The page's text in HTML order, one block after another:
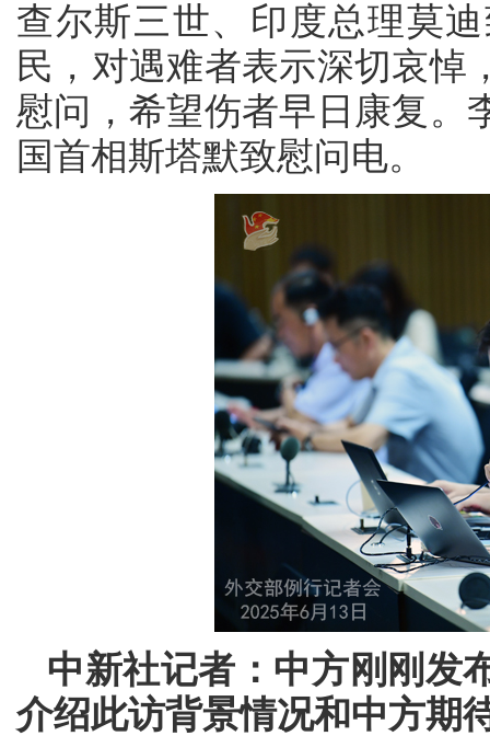
查尔斯三世、印度总理莫
民，对遇难者表示深切哀悼
慰问，希望伤者早日康复。
国首相斯塔默致慰问电。
中新社记者：中方刚刚发
介绍此访背景情况和中方期